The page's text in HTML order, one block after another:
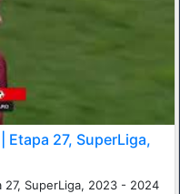
Etapa 27, SuperLiga,
27, SuperLiga, 2023 - 2024